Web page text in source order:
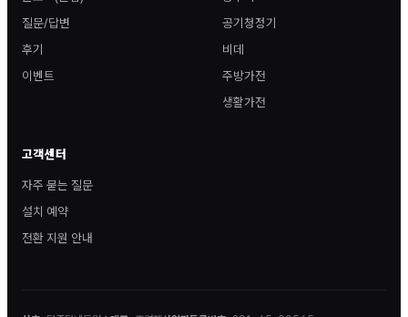
질문/답변
후기
이벤트
공기청정기
비데
주방가전
생활가전
고객센터
자주 묻는 질문
설치 예약
전환 지원 안내